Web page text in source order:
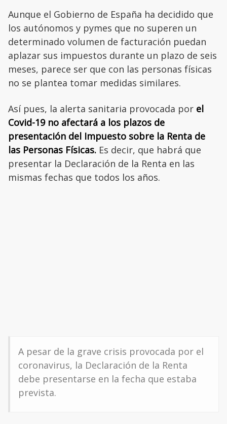
Aunque el Gobierno de España ha decidido que
los autónomos y pymes que no superen un
determinado volumen de facturación puedan
aplazar sus impuestos durante un plazo de seis
meses, parece ser que con las personas físicas
no se plantea tomar medidas similares.
Así pues, la alerta sanitaria provocada por el
Covid-19 no afectará a los plazos de
presentación del Impuesto sobre la Renta de
las Personas Físicas. Es decir, que habrá que
presentar la Declaración de la Renta en las
mismas fechas que todos los años.
A pesar de la grave crisis provocada por el
coronavirus, la Declaración de la Renta
debe presentarse en la fecha que estaba
prevista.